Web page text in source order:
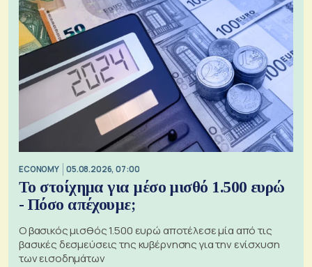
ECONOMY 05.08.2026, 07:00
Το στοίχημα για μέσο μισθό 1.500 ευρώ
- Πόσο απέχουμε;
Ο βασικός μισθός 1.500 ευρώ αποτέλεσε μία από τις
βασικές δεσμεύσεις της κυβέρνησης για την ενίσχυση
των εισοδημάτων